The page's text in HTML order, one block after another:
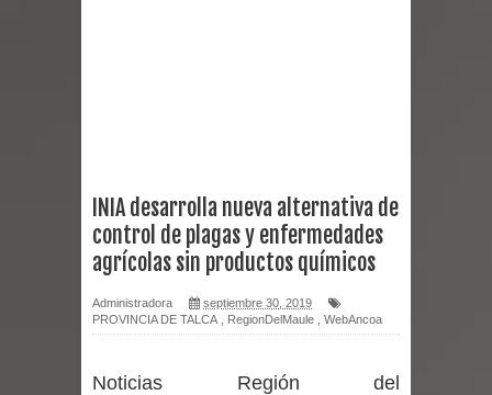
Curicó desarrollará jornada de
vacunación contra la Influenza y otros
virus respiratorios
INIA desarrolla nueva alternativa de
control de plagas y enfermedades
agrícolas sin productos químicos
Administradora
septiembre 30, 2019
PROVINCIA DE TALCA
RegionDelMaule WebAncoa
Noticias Región del